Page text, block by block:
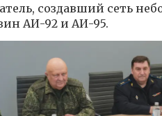
создавший сеть
АИ-92 и АИ-95.